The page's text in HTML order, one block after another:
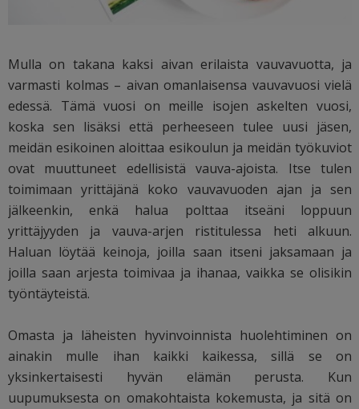
Mulla on takana kaksi aivan erilaista vauvavuotta, ja
varmasti kolmas – aivan omanlaisensa vauvavuosi vielä
edessä. Tämä vuosi on meille isojen askelten vuosi,
koska sen lisäksi että perheeseen tulee uusi jäsen,
meidän esikoinen aloittaa esikoulun ja meidän työkuviot
ovat muuttuneet edellisistä vauva-ajoista. Itse tulen
toimimaan yrittäjänä koko vauvavuoden ajan ja sen
jälkeenkin, enkä halua polttaa itseäni loppuun
yrittäjyyden ja vauva-arjen ristitulessa heti alkuun.
Haluan löytää keinoja, joilla saan itseni jaksamaan ja
joilla saan arjesta toimivaa ja ihanaa, vaikka se olisikin
työntäyteistä.
Omasta ja läheisten hyvinvoinnista huolehtiminen on
ainakin mulle ihan kaikki kaikessa, sillä se on
yksinkertaisesti hyvän elämän perusta. Kun
uupumuksesta on omakohtaista kokemusta, ja sitä on